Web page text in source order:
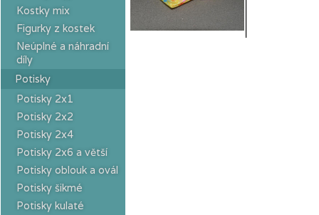
Kostky mix
Figurky z kostek
Neúplné a náhradní
díly
Potisky
Potisky 2x1
Potisky 2x2
Potisky 2x4
Potisky 2x6 a větší
Potisky oblouk a ovál
Potisky šikmé
Potisky kulaté